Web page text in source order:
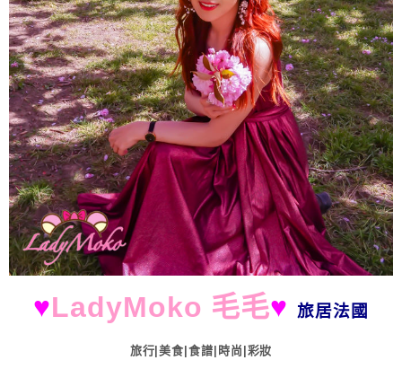
♥LadyMoko 毛毛♥旅居法國
旅行|美食|食譜|時尚|彩妝